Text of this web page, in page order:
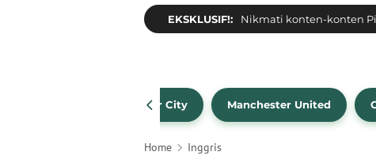
EKSKLUSIF!: Nikmati konten-konten
Manchester City Manchester United
Home Inggris